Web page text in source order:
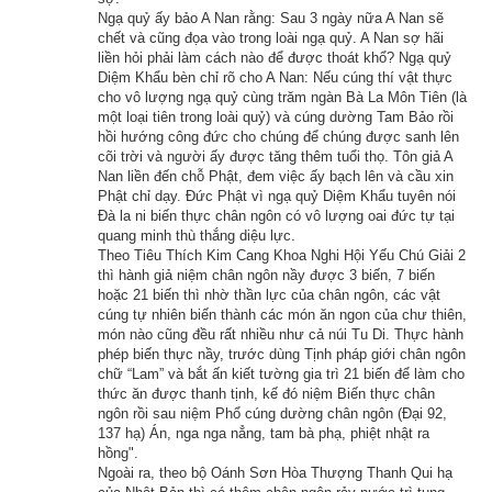
Các vị tỳ-kheo đông đảo cùng đi thọ cúng với Như Lai hôm
ấy, tuy ai cũng đã chứng được quả vị, nhưng không phải ai
cũng có túc mệnh thông. Thế nên khi họ đến long cung A Nậu
Đạt, uống nước ao nơi ấy rồi thì tất cả đều có khả năng biết
được sự việc kiếp trước của mình.
Thọ cúng dường xong, đức Phật đứng bên bờ ao A Nậu Đạt
bảo 500 vị đệ tử mỗi người hãy kể lại chuyện kiếp xưa của
mình. Lúc ấy có một vị tôn giả tên gọi là La Bi Đề đứng dậy kể
– Bạch Thế Tôn! Một trong những đời trước của con ở cõi Ta
Bà này, gặp lúc đức Như Lai Câu Lưu Tôn ứng hóa ở thế
gian, vì tất cả chúng sinh mà tuyên thuyết đủ các pháp vi diệu.
Không lâu sau, đức Như Lai Câu Lưu Tôn nhập Niết-bàn,
người con Phật nào cũng vô cùng buồn thương. Rất nhiều
người cư sĩ tại gia muốn báo đáp ân sâu của Như Lai liền phát
tâm xây cất một ngôi bảo tháp 7 tầng với một ngôi chùa lớn
Ngạ quỷ ấy bảo A Nan rằng: Sau 3 ngày nữa A Nan sẽ
chết và cũng đọa vào trong loài ngạ quỷ. A Nan sợ hãi
liền hỏi phải làm cách nào để được thoát khổ? Ngạ quỷ
Diệm Khẩu bèn chỉ rõ cho A Nan: Nếu cúng thí vật thực
cho vô lượng ngạ quỷ cùng trăm ngàn Bà La Môn Tiên (là
một loại tiên trong loài quỷ) và cúng dường Tam Bảo rồi
hồi hướng công đức cho chúng để chúng được sanh lên
cõi trời và người ấy được tăng thêm tuổi thọ. Tôn giả A
Nan liền đến chỗ Phật, đem việc ấy bạch lên và cầu xin
Phật chỉ dạy. Đức Phật vì ngạ quỷ Diệm Khẩu tuyên nói
Đà la ni biến thực chân ngôn có vô lượng oai đức tự tại
quang minh thù thắng diệu lực.
Theo Tiêu Thích Kim Cang Khoa Nghi Hội Yếu Chú Giải 2
thì hành giả niệm chân ngôn nầy được 3 biến, 7 biến
hoặc 21 biến thì nhờ thần lực của chân ngôn, các vật
cúng tự nhiên biến thành các món ăn ngon của chư thiên,
món nào cũng đều rất nhiều như cả núi Tu Di. Thực hành
phép biến thực nầy, trước dùng Tịnh pháp giới chân ngôn
chữ “Lam” và bắt ấn kiết tường gia trì 21 biến để làm cho
thức ăn được thanh tịnh, kế đó niệm Biến thực chân
ngôn rồi sau niệm Phổ cúng dường chân ngôn (Đại 92,
137 hạ) Án, nga nga nẳng, tam bà phạ, phiệt nhật ra
hồng".
Ngoài ra, theo bộ Oánh Sơn Hòa Thượng Thanh Qui hạ